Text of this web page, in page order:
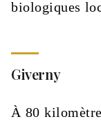
biologiques
Giverny
À 80